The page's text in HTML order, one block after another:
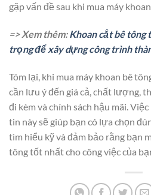
gặp vấn đề sau khi mua máy
=> Xem thêm:Khoan cắt bê tông
trọng để xây dựng công trình
Tóm lại, khi mua máy khoan bê
cần lưu ý đến giá cả, chất lượng,
đi kèm và chính sách hậu mãi.
tin này sẽ giúp bạn có lựa chọn
tìm hiểu kỹ và đảm bảo rằng bạn
tông tốt nhất cho công việc của